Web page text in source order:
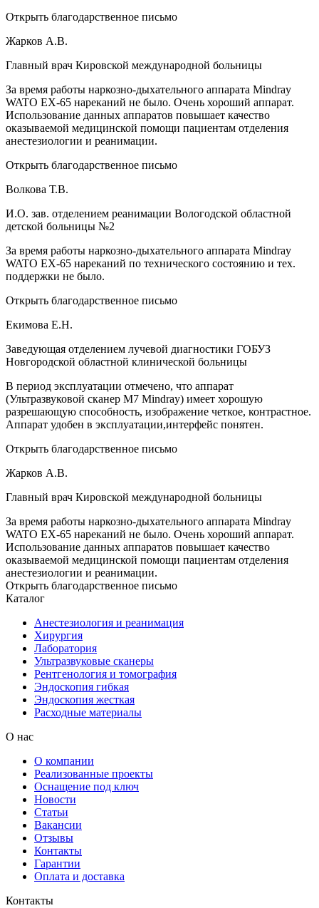
Открыть благодарственное письмо
Жарков А.В.
Главный врач Кировской международной больницы
За время работы наркозно-дыхательного аппарата Mindray
WATO EX-65 нареканий не было. Очень хороший аппарат.
Использование данных аппаратов повышает качество
оказываемой медицинской помощи пациентам отделения
анестезиологии и реанимации.
Открыть благодарственное письмо
Волкова Т.В.
И.О. зав. отделением реанимации Вологодской областной
детской больницы №2
За время работы наркозно-дыхательного аппарата Mindray
WATO EX-65 нареканий по технического состоянию и тех.
поддержки не было.
Открыть благодарственное письмо
Екимова Е.Н.
Заведующая отделением лучевой диагностики ГОБУЗ
Новгородской областной клинической больницы
В период эксплуатации отмечено, что аппарат
(Ультразвуковой сканер М7 Mindray) имеет хорошую
разрешающую способность, изображение четкое, контрастное.
Аппарат удобен в эксплуатации,интерфейс понятен.
Открыть благодарственное письмо
Жарков А.В.
Главный врач Кировской международной больницы
За время работы наркозно-дыхательного аппарата Mindray
WATO EX-65 нареканий не было. Очень хороший аппарат.
Использование данных аппаратов повышает качество
оказываемой медицинской помощи пациентам отделения
анестезиологии и реанимации.
Открыть благодарственное письмо
Каталог
Анестезиология и реанимация
Хирургия
Лаборатория
Ультразвуковые сканеры
Рентгенология и томография
Эндоскопия гибкая
Эндоскопия жесткая
Расходные материалы
О нас
О компании
Реализованные проекты
Оснащение под ключ
Новости
Статьи
Вакансии
Отзывы
Контакты
Гарантии
Оплата и доставка
Контакты